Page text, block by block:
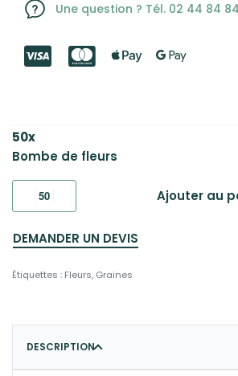
Une question ? Tél. 02 44 84
50x
Bombe de fleurs
Ajouter au
DEMANDER UN DEVIS
Étiquettes : Fleurs, Graines
DESCRIPTION